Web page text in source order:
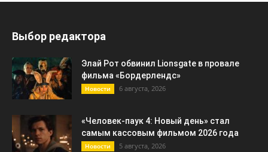
Выбор редактора
Элай Рот обвинил Lionsgate в провале
фильма «Бордерлендс»
Новости 6 августа, 2026
«Человек-паук 4: Новый день» стал
самым кассовым фильмом 2026 года
Новости 5 августа, 2026